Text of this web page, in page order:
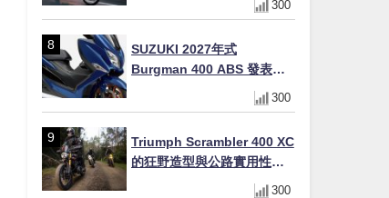
人生蛻變記
300
SUZUKI 2027年式
Burgman 400 ABS 發表！
8/18日本上市、支援E10汽油
售價98萬100日圓
300
Triumph Scrambler 400 XC
的狂野造型與公路實用性的
300